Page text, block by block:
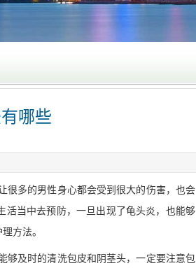
哪些
多的男性身心都会受到很大的伤害，也会
活当中去预防，一旦出现了龟头炎，也能够
方法。
及时的清洗包皮和阴茎头，一定要注意包